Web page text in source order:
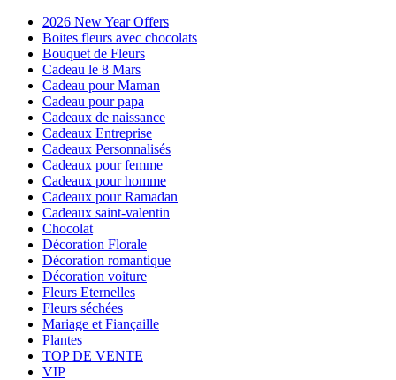
2026 New Year Offers
Boites fleurs avec chocolats
Bouquet de Fleurs
Cadeau le 8 Mars
Cadeau pour Maman
Cadeau pour papa
Cadeaux de naissance
Cadeaux Entreprise
Cadeaux Personnalisés
Cadeaux pour femme
Cadeaux pour homme
Cadeaux pour Ramadan
Cadeaux saint-valentin
Chocolat
Décoration Florale
Décoration romantique
Décoration voiture
Fleurs Eternelles
Fleurs séchées
Mariage et Fiançaille
Plantes
TOP DE VENTE
VIP